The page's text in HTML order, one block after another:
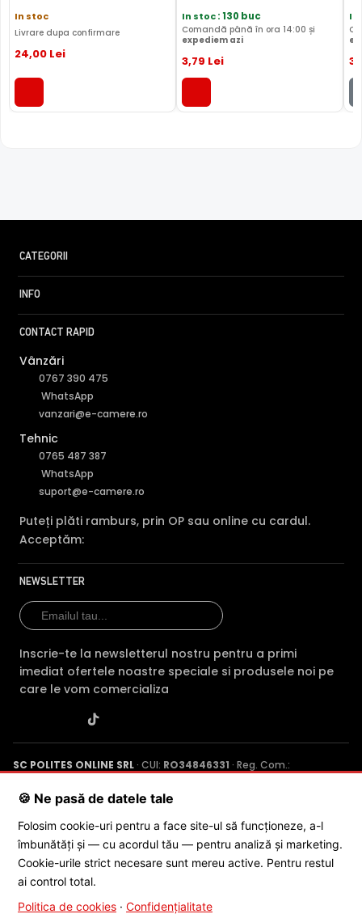
In stoc
Livrare dupa confirmare
24,00 Lei
In stoc: 130 buc
Comandă până în ora 14:00 și
expediem azi
3,79 Lei
In
3
CATEGORII
INFO
CONTACT RAPID
Vânzări
0767 390 475
WhatsApp
vanzari@e-camere.ro
Tehnic
0765 487 387
WhatsApp
suport@e-camere.ro
Puteți plăti ramburs, prin OP sau online cu cardul.
Acceptăm:
NEWSLETTER
Inscrie-te la newsletterul nostru pentru a primi
imediat ofertele noastre speciale si produsele noi pe
care le vom comercializa
SC POLITES ONLINE SRL · CUI: RO34846331 · Reg. Com.:
Poenaru, Nr. 1, Craiova, Jud. Dolj ·
© 2026 SC POLITES ONLINE SRL
🍪 Ne pasă de datele tale
Folosim cookie-uri pentru a face site-ul să funcționeze, a-l
îmbunătăți și — cu acordul tău — pentru analiză și marketing.
Cookie-urile strict necesare sunt mereu active. Pentru restul
ai control total.
Politica de cookies · Confidențialitate